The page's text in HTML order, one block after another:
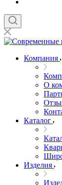
Компания
О
Каталог
Изделия